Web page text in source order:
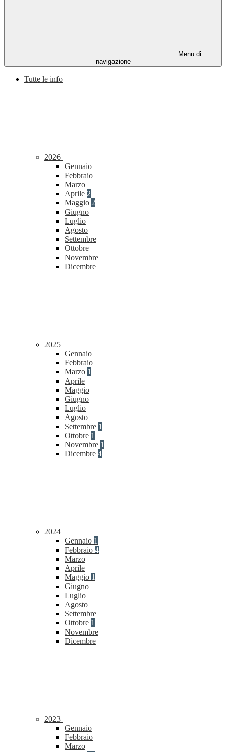
Menu di
navigazione
Tutte le info
2026
Gennaio
Febbraio
Marzo
Aprile 2
Maggio 2
Giugno
Luglio
Agosto
Settembre
Ottobre
Novembre
Dicembre
2025
Gennaio
Febbraio
Marzo 1
Aprile
Maggio
Giugno
Luglio
Agosto
Settembre 1
Ottobre 1
Novembre 1
Dicembre 4
2024
Gennaio 1
Febbraio 4
Marzo
Aprile
Maggio 1
Giugno
Luglio
Agosto
Settembre
Ottobre 1
Novembre
Dicembre
2023
Gennaio
Febbraio
Marzo